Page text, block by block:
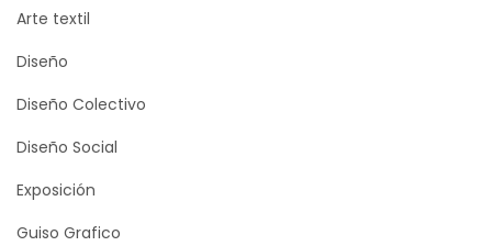
Arte textil
Diseño
Diseño Colectivo
Diseño Social
Exposición
Guiso Grafico